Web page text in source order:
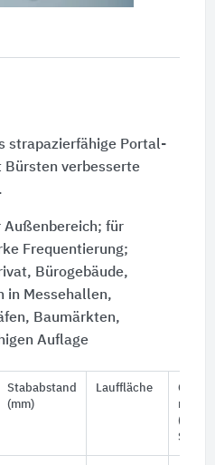
strapazierfähige Portal-
Bürsten verbesserte
Außenbereich; für
Frequentierung;
Bürogebäude,
in Messehallen,
Baumärkten,
Auflage
Stababstand
(mm)
Lauffläche
m
(5 mm